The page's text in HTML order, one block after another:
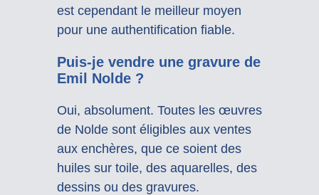
est cependant le meilleur moyen
pour une authentification fiable.
Puis-je vendre une gravure de
Emil Nolde ?
Oui, absolument. Toutes les œuvres
de Nolde sont éligibles aux ventes
aux enchères, que ce soient des
huiles sur toile, des aquarelles, des
dessins ou des gravures.